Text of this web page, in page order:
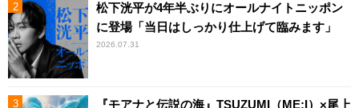
松下洸平が4年半ぶりにオールナイトニッポン
に登場「当日はしっかり仕上げて臨みます」
2026.07.31
『モアナと伝説の海』TSUZUMI（ME:I）×尾上